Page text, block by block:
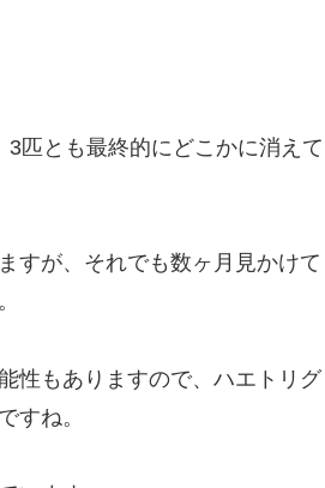
3匹とも最終的にどこかに消えて
すが、それでも数ヶ月見かけて
性もありますので、ハエトリグ
すね。